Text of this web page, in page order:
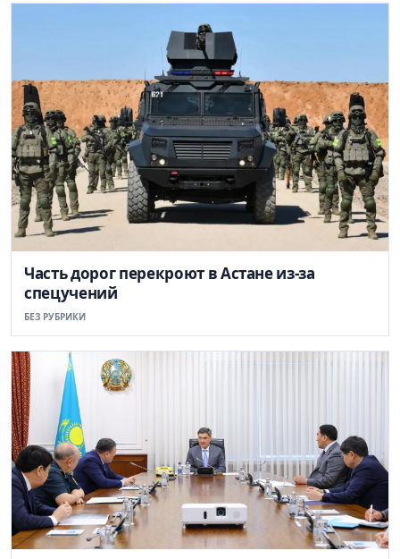
Часть дорог перекроют в Астане из-за
спецучений
БЕЗ РУБРИКИ